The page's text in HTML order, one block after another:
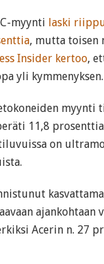
myynti laski
, mutta toisen
Insider kertoo,
yli kymmenyksen.
myynti
11,8
on
ajankohtaan
Acerin n. 27